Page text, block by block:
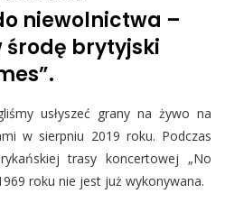
niewolnictwa –
środę brytyjski
usłyszeć grany na żywo na
w sierpniu 2019 roku. Podczas
trasy koncertowej „No
roku nie jest już wykonywana.